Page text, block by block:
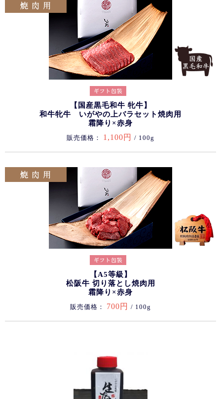
【国産黒毛和牛 牝牛】
和牛牝牛 いがやの上バラセット焼肉用
霜降り×赤身
販売価格： 1,100円 / 100g
【A5等級】
松阪牛 切り落とし焼肉用
霜降り×赤身
販売価格： 700円 / 100g